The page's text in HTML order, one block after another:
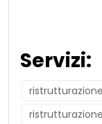
Servizi:
ristrutturazione